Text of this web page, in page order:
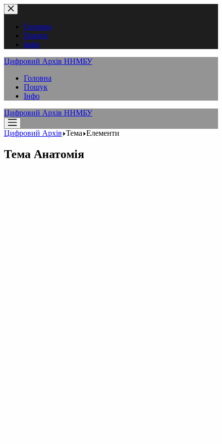
Перейти
до
вмістуГоловна
Пошук
Інфо
Цифровий Архів ННМБУ
Головна
Пошук
Інфо
Цифровий Архів ННМБУ
Цифровий Архів Тема Елементи
Тема Анатомія